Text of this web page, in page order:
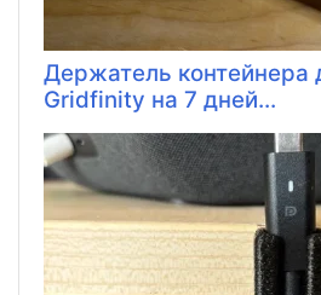
Держатель контейнера
Gridfinity на 7 дней...